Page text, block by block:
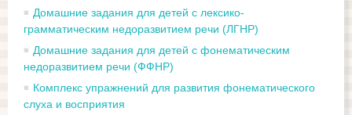
Домашние задания для детей с лексико-
грамматическим недоразвитием речи (ЛГНР)
Домашние задания для детей с фонематическим
недоразвитием речи (ФФНР)
Комплекс упражнений для развития фонематического
слуха и восприятия